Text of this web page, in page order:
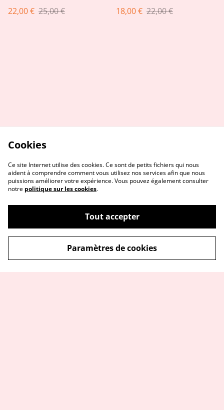
chocolat
22,00 € 25,00 €
doré rose et bronze
18,00 € 22,00 €
Me contacter
Service réparation
Cookies
Ce site Internet utilise des cookies. Ce sont de petits fichiers qui nous
aident à comprendre comment vous utilisez nos services afin que nous
puissions améliorer votre expérience. Vous pouvez également consulter
notre politique sur les cookies.
Tout accepter
Paramètres de cookies